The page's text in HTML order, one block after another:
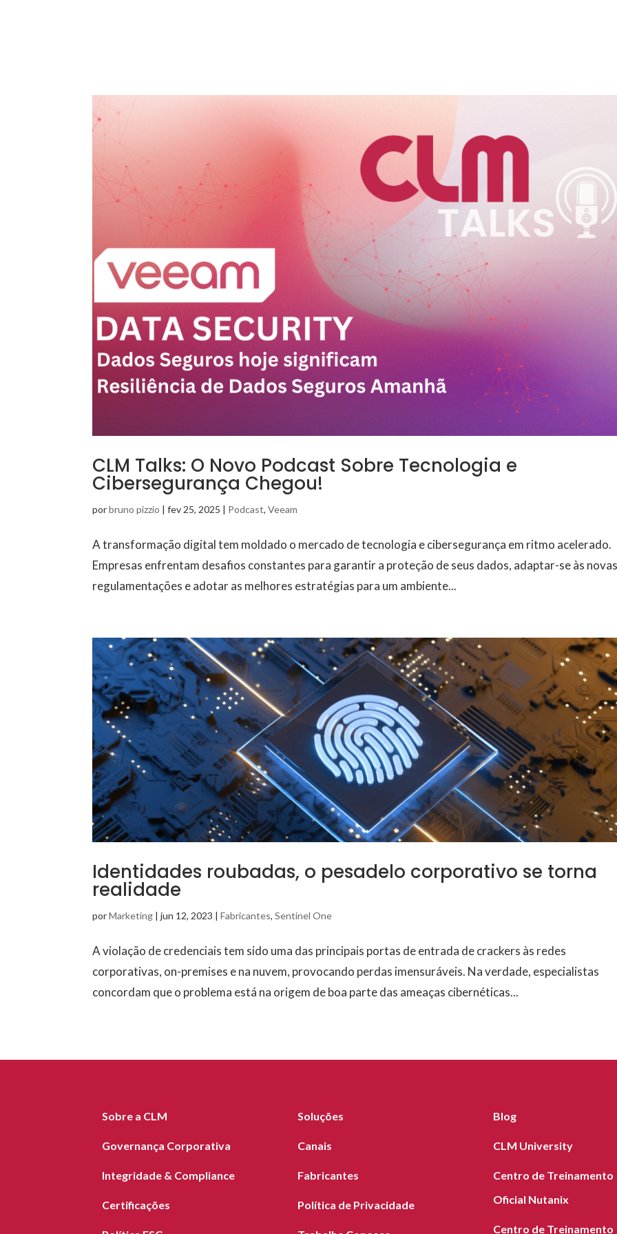
CLM Talks: O Novo Podcast Sobre Tecnologia e
Cibersegurança Chegou!
porbruno pizzio |fev 25, 2025 | Podcast,Veeam
A transformação digital tem moldado o mercado de tecnologia e cibersegurança em ritmo acelerado.
Empresas enfrentam desafios constantes para garantir a proteção de seus dados, adaptar-se às
regulamentações e adotar as melhores estratégias para um ambiente...
Identidades roubadas, o pesadelo corporativo se torna
realidade
porMarketing |jun 12, 2023 |Fabricantes,Sentinel One
A violação de credenciais tem sido uma das principais portas de entrada de crackers às redes
corporativas, on-premises e na nuvem, provocando perdas imensuráveis. Na verdade, especialistas
concordam que o problema está na origem de boa parte das ameaças cibernéticas...
Sobre a CLM
Governança Corporativa
Integridade & Compliance
Certificações
Soluções
Canais
Fabricantes
Política de Privacidade
Blog
CLM University
Centro de Treinamento
Oficial Nutanix
Centro de Treinamento